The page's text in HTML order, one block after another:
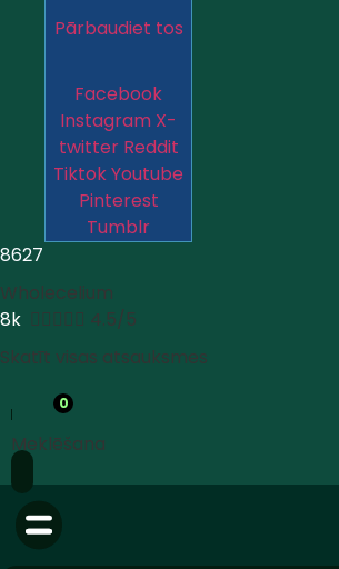
Pārbaudiet tos
Facebook
Instagram X-
twitter Reddit
TiktokYoutube
Pinterest
Tumblr
8627
Wholecelium
8k  4.5/5
Skatīt visas atsauksmes
0
Meklēšana